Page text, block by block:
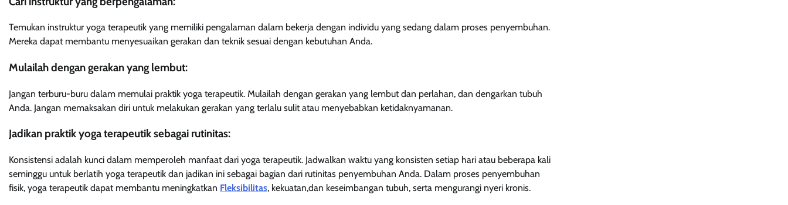
Temukan instruktur yoga terapeutik yang memiliki pengalaman dalam bekerja dengan individu yang sedang dalam proses penyembuhan.
Mereka dapat membantu menyesuaikan gerakan dan teknik sesuai dengan kebutuhan Anda.
Mulailah dengan gerakan yang lembut:
Jangan terburu-buru dalam memulai praktik yoga terapeutik. Mulailah dengan gerakan yang lembut dan perlahan, dan dengarkan tubuh
Anda. Jangan memaksakan diri untuk melakukan gerakan yang terlalu sulit atau menyebabkan ketidaknyamanan.
Jadikan praktik yoga terapeutik sebagai rutinitas:
Konsistensi adalah kunci dalam memperoleh manfaat dari yoga terapeutik. Jadwalkan waktu yang konsisten setiap hari atau beberapa kali
seminggu untuk berlatih yoga terapeutik dan jadikan ini sebagai bagian dari rutinitas penyembuhan Anda. Dalam proses penyembuhan
fisik, yoga terapeutik dapat membantu meningkatkan Fleksibilitas, kekuatan,dan keseimbangan tubuh, serta mengurangi nyeri kronis.